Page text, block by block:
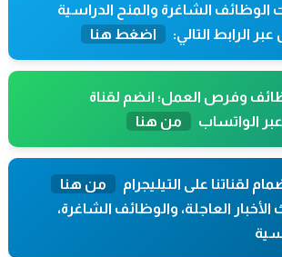
الشاغرة والمنح الدراسية
الرابط التالي:
اضغط هنا
وفرص العمل؛ انضم لقناة
الواتساب
من هنا
لقناتنا على التيليجرام
من هنا
العاجلة، والوظائف الشاغرة،